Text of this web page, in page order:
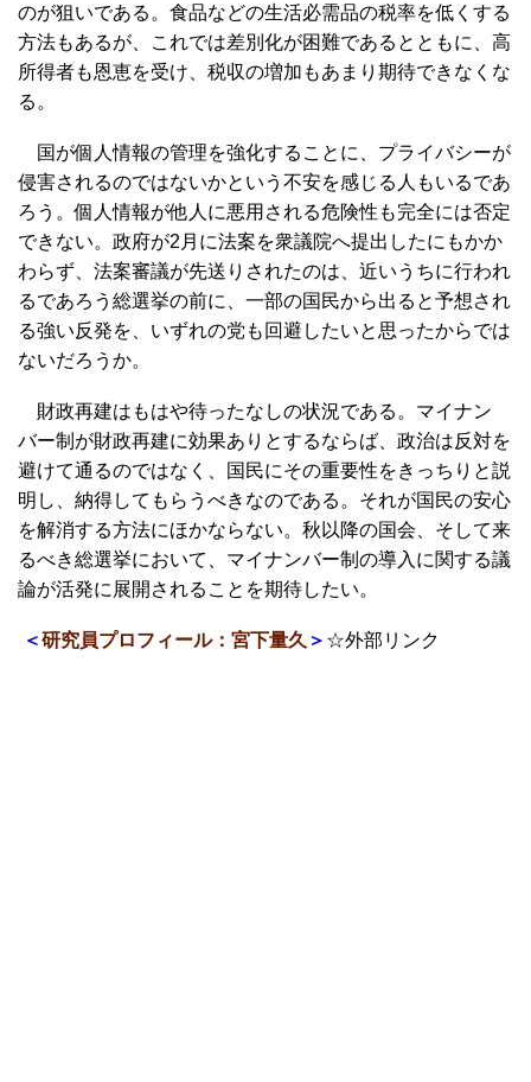
のが狙いである。食品などの生活必需品の税率を低くする
方法もあるが、これでは差別化が困難であるとともに、高
所得者も恩恵を受け、税収の増加もあまり期待できなくな
る。
国が個人情報の管理を強化することに、プライバシーが
侵害されるのではないかという不安を感じる人もいるであ
ろう。個人情報が他人に悪用される危険性も完全には否定
できない。政府が2月に法案を衆議院へ提出したにもかか
わらず、法案審議が先送りされたのは、近いうちに行われ
るであろう総選挙の前に、一部の国民から出ると予想され
る強い反発を、いずれの党も回避したいと思ったからでは
ないだろうか。
財政再建はもはや待ったなしの状況である。マイナン
バー制が財政再建に効果ありとするならば、政治は反対を
避けて通るのではなく、国民にその重要性をきっちりと説
明し、納得してもらうべきなのである。それが国民の安心
を解消する方法にほかならない。秋以降の国会、そして来
るべき総選挙において、マイナンバー制の導入に関する議
論が活発に展開されることを期待したい。
＜研究員プロフィール：宮下量久 ＞ ☆外部リンク